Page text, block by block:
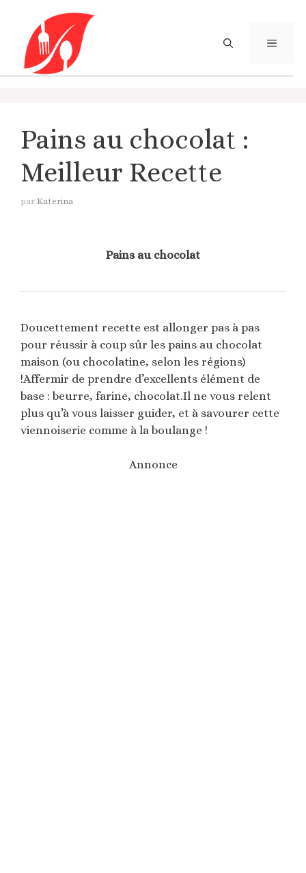
contenu
MENU
Pains au chocolat :
Meilleur Recette
par Katerina
Pains au chocolat
Doucettement recette est allonger pas à pas
pour réussir à coup sûr les pains au chocolat
maison (ou chocolatine, selon les régions)
!Affermir de prendre d’excellents élément de
base : beurre, farine, chocolat.Il ne vous relent
plus qu’à vous laisser guider, et à savourer cette
viennoiserie comme à la boulange !
Annonce